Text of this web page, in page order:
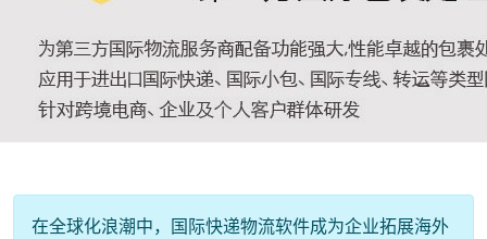
在全球化浪潮中，国际快递物流软件成为企业拓展海外